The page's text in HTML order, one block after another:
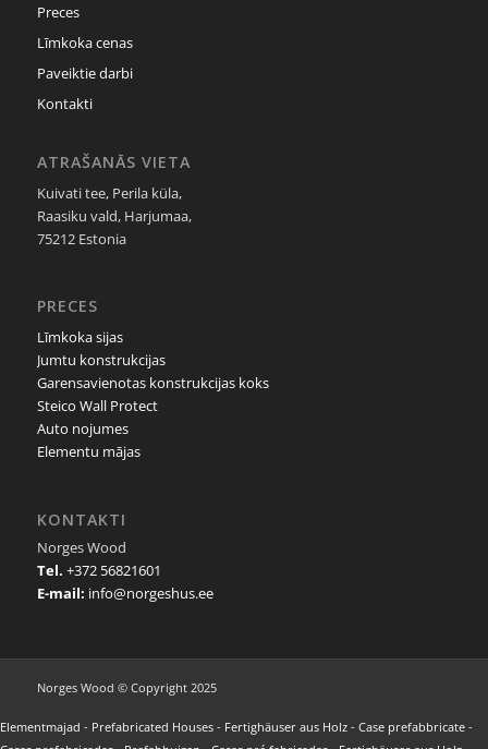
Preces
Līmkoka cenas
Paveiktie darbi
Kontakti
ATRAŠANĀS VIETA
Kuivati tee, Perila küla,
Raasiku vald, Harjumaa,
75212 Estonia
PRECES
Līmkoka sijas
Jumtu konstrukcijas
Garensavienotas konstrukcijas koks
Steico Wall Protect
Auto nojumes
Elementu mājas
KONTAKTI
Norges Wood
Tel. +372 56821601
E-mail: info@norgeshus.ee
Norges Wood © Copyright 2025
Elementmajad - Prefabricated Houses - Fertighäuser aus Holz - Case prefabbricate -